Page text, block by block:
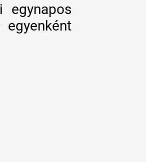
egynapos